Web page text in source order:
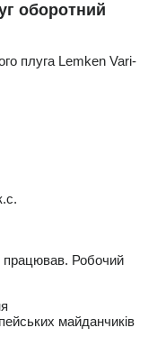
оборотний
плуга Lemken Vari-
працював. Робочий
майданчиків